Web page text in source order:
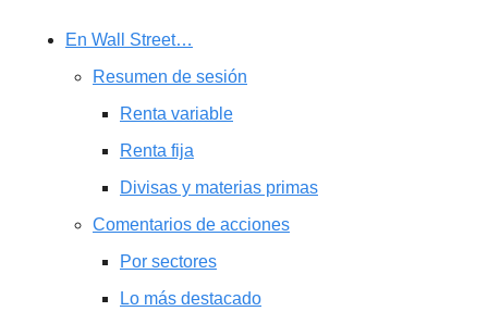
En Wall Street…
Resumen de sesión
Renta variable
Renta fija
Divisas y materias primas
Comentarios de acciones
Por sectores
Lo más destacado